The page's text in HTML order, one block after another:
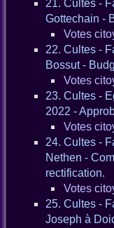
21. Cultes -
Gottechain -
Votes
22. Cultes -
Bossut -
Votes
23. Cultes -
2022 -
Votes
24. Cultes -
Nethen -
rectification.
Votes
25. Cultes -
Joseph à